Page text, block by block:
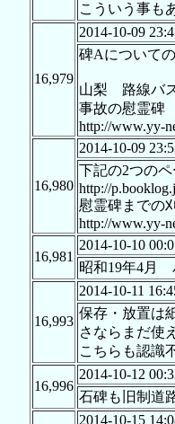
こういう事も
16,979
2014-10-09
碑Aについて
山梨 路線バ
事故の慰霊碑
http://www.yy-
16,980
2014-10-09
下記の2つの
http://
慰霊碑までの
http://www.yy-
16,981
2014-10-10
昭和19年4月
16,993
2014-10-11
保存・放置は
さならまだ使
こちらも認識
16,996
2014-10-12
石碑も旧制道
2014-10-15